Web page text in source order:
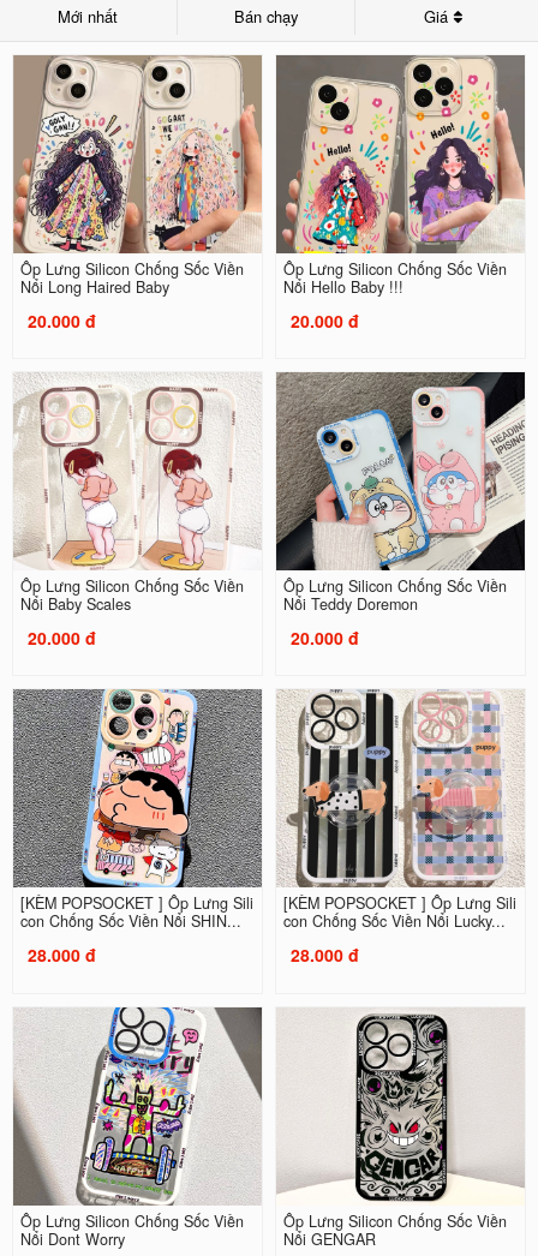
Mới nhất Bán chạy Giá
Ốp Lưng Silicon Chống Sốc Viền
Nổi Long Haired Baby
20.000 đ
Ốp Lưng Silicon Chống Sốc Viền
Nổi Hello Baby !!!
20.000 đ
Ốp Lưng Silicon Chống Sốc Viền
Nổi Baby Scales
20.000 đ
Ốp Lưng Silicon Chống Sốc Viền
Nổi Teddy Doremon
20.000 đ
[KÈM POPSOCKET ] Ốp Lưng Sili
con Chống Sốc Viền Nổi SHIN...
28.000 đ
[KÈM POPSOCKET ] Ốp Lưng Sili
con Chống Sốc Viền Nổi Lucky...
28.000 đ
Ốp Lưng Silicon Chống Sốc Viền
Nổi Dont Worry
Ốp Lưng Silicon Chống Sốc Viền
Nổi GENGAR